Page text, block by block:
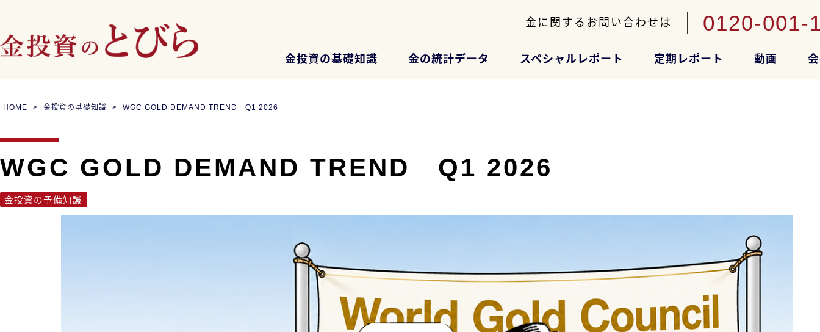
金に関するお問い合わせは 0120-001-
金投資の基礎知識 金の統計データ スペシャルレポート 定期レポート 動画
HOME 金投資の基礎知識 WGC GOLD DEMAND TREND Q1 2026
WGC GOLD DEMAND TREND Q1 2026
金投資の予備知識